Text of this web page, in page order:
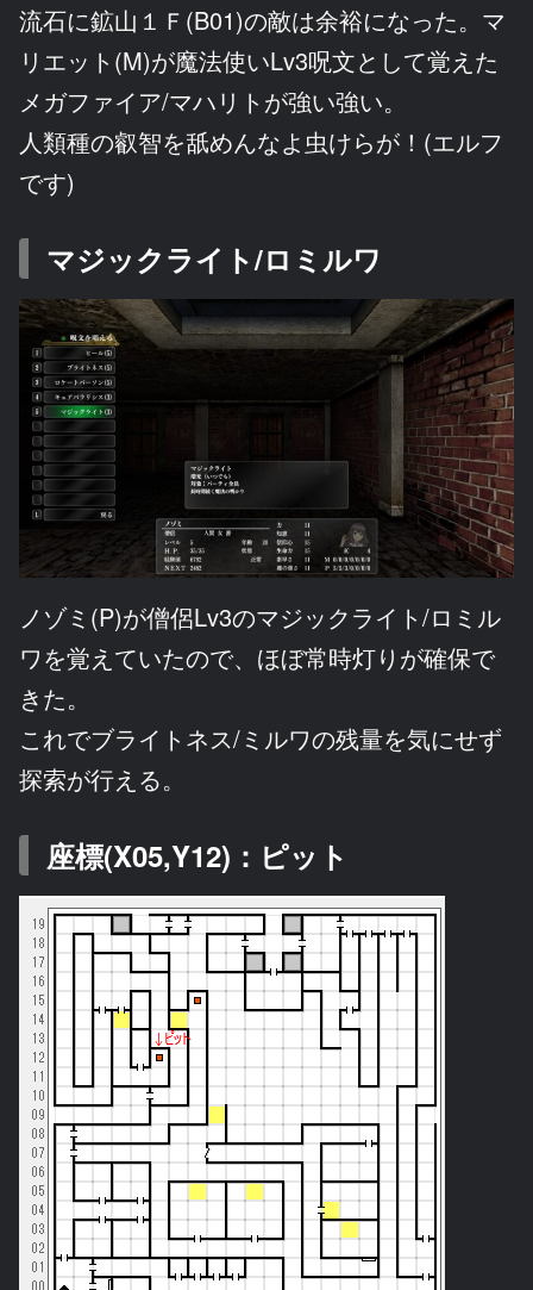
流石に鉱山１Ｆ(B01)の敵は余裕になった。マ
リエット(M)が魔法使いLv3呪文として覚えた
メガファイア/マハリトが強い強い。
人類種の叡智を舐めんなよ虫けらが！(エルフ
です)
マジックライト/ロミルワ
ノゾミ(P)が僧侶Lv3のマジックライト/ロミル
ワを覚えていたので、ほぼ常時灯りが確保で
きた。
これでブライトネス/ミルワの残量を気にせず
探索が行える。
座標(X05,Y12)：ピット